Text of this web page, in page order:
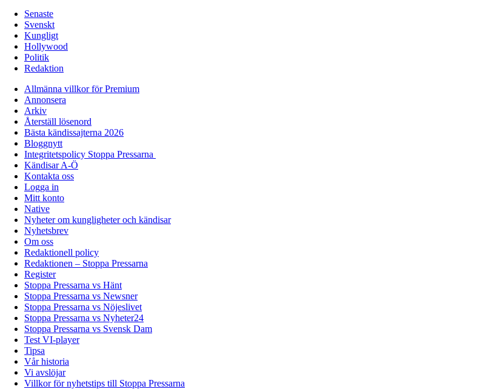
Senaste
Svenskt
Kungligt
Hollywood
Politik
Redaktion
Allmänna villkor för Premium
Annonsera
Arkiv
Återställ lösenord
Bästa kändissajterna 2026
Bloggnytt
Integritetspolicy Stoppa Pressarna
Kändisar A-Ö
Kontakta oss
Logga in
Mitt konto
Native
Nyheter om kungligheter och kändisar
Nyhetsbrev
Om oss
Redaktionell policy
Redaktionen – Stoppa Pressarna
Register
Stoppa Pressarna vs Hänt
Stoppa Pressarna vs Newsner
Stoppa Pressarna vs Nöjeslivet
Stoppa Pressarna vs Nyheter24
Stoppa Pressarna vs Svensk Dam
Test VI-player
Tipsa
Vår historia
Vi avslöjar
Villkor för nyhetstips till Stoppa Pressarna